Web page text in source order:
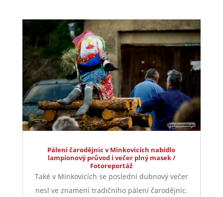
Pálení čarodějnic v Minkovicích nabídlo
lampionový průvod i večer plný masek /
Fotoreportáž
Také v Minkovicích se poslední dubnový večer
nesl ve znamení tradičního pálení čarodějnic.